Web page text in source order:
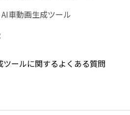
車動画生成ツール
ツールに関するよくある質問